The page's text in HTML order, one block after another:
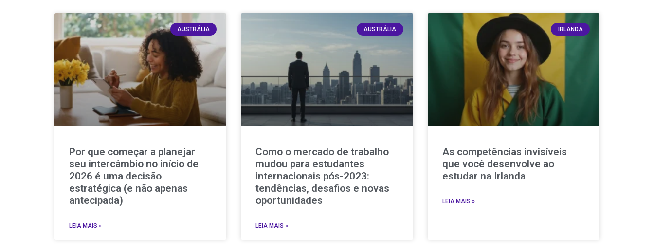
AUSTRÁLIA
Por que começar a planejar
seu intercâmbio no início de
2026 é uma decisão
estratégica (e não apenas
antecipada)
LEIA MAIS »
AUSTRÁLIA
Como o mercado de trabalho
mudou para estudantes
internacionais pós-2023:
tendências, desafios e novas
oportunidades
LEIA MAIS »
IRLANDA
As competências invisíveis
que você desenvolve ao
estudar na Irlanda
LEIA MAIS »